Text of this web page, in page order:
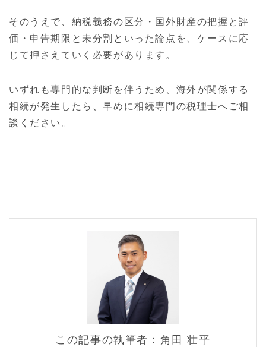
そのうえで、納税義務の区分・国外財産の把握と評
価・申告期限と未分割といった論点を、ケースに応
じて押さえていく必要があります。
いずれも専門的な判断を伴うため、海外が関係する
相続が発生したら、早めに相続専門の税理士へご相
談ください。
この記事の執筆者：角田 壮平